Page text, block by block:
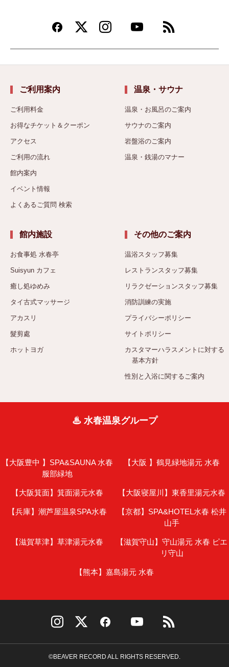
ご利用案内
ご利用料金
お得なチケット＆クーポン
アクセス
ご利用の流れ
館内案内
イベント情報
よくあるご質問 検索
温泉・サウナ
温泉・お風呂のご案内
サウナのご案内
岩盤浴のご案内
温泉・銭湯のマナー
館内施設
お食事処 水春亭
Suisyun カフェ
癒し処ゆめみ
タイ古式マッサージ
アカスリ
髮剪處
ホットヨガ
その他のご案内
温浴スタッフ募集
レストランスタッフ募集
リラクゼーションスタッフ募集
消防訓練の実施
プライバシーポリシー
サイトポリシー
カスタマーハラスメントに対する
基本方針
性別と入浴に関するご案内
♨ 水春温泉グループ
【大阪豊中 】 SPA&SAUNA 水春
服部緑地
【大阪 】 鶴見緑地湯元 水春
【大阪箕面】 箕面湯元水春 【大阪寝屋川】 東香里湯元水春
【兵庫】 潮芦屋温泉SPA水春 【京都】 SPA&HOTEL水春 松井
山手
【滋賀草津】 草津湯元水春 【滋賀守山】 守山湯元 水春 ピエ
リ守山
【熊本】 嘉島湯元 水春
©BEAVER RECORD ALL RIGHTS RESERVED.